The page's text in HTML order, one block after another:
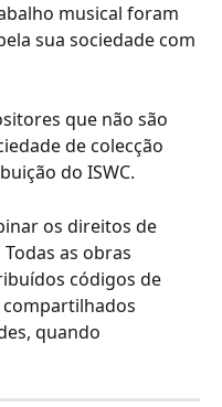
musical foram
sua sociedade com
que não são
de colecção
do ISWC.
os direitos de
as obras
códigos de
quando